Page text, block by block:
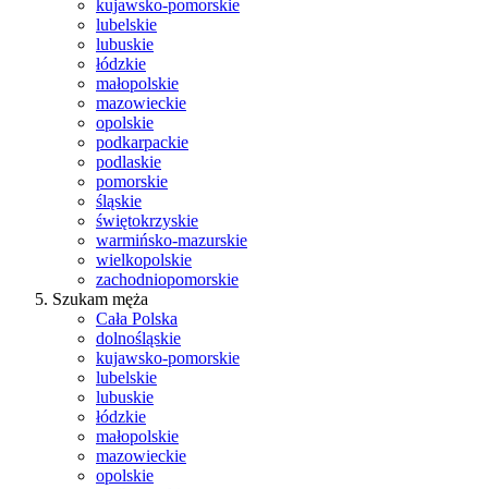
kujawsko-pomorskie
lubelskie
lubuskie
łódzkie
małopolskie
mazowieckie
opolskie
podkarpackie
podlaskie
pomorskie
śląskie
świętokrzyskie
warmińsko-mazurskie
wielkopolskie
zachodniopomorskie
Szukam męża
Cała Polska
dolnośląskie
kujawsko-pomorskie
lubelskie
lubuskie
łódzkie
małopolskie
mazowieckie
opolskie